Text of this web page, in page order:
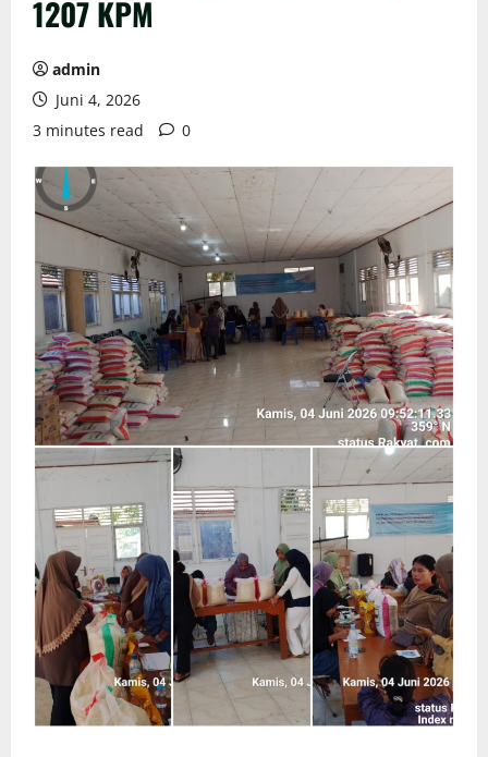
1207 KPM
admin
Juni 4, 2026
3 minutes read
0